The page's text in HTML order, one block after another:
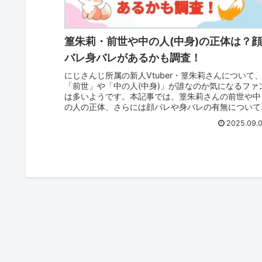
篁朱莉・前世や中の人(中身)の正体は？顔
バレ身バレがあるかも調査！
にじさんじ所属の新人Vtuber・篁朱莉さんについて、
「前世」や「中の人(中身)」が誰なのか気になるファ
は多いようです。本記事では、篁朱莉さんの前世や中
の人の正体、さらには顔バレや身バレの有無について